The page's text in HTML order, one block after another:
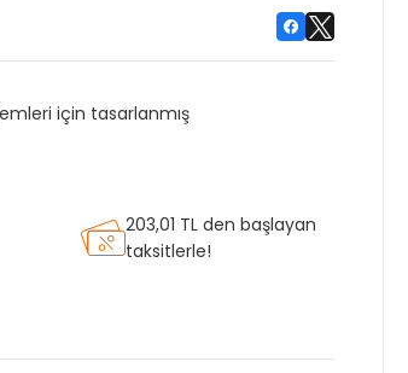
için tasarlanmış
203,01 TL den başlayan
taksitlerle!